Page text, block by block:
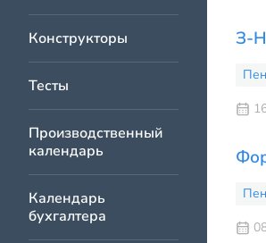
Конструкторы
Тесты
Производственный
календарь
Календарь
бухгалтера
З-